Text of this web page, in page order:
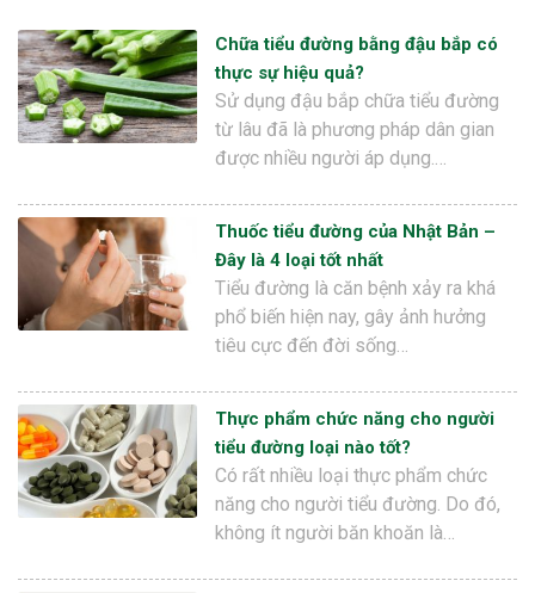
Chữa tiểu đường bằng đậu bắp có
thực sự hiệu quả?
Sử dụng đậu bắp chữa tiểu đường
từ lâu đã là phương pháp dân gian
được nhiều người áp dụng.…
Thuốc tiểu đường của Nhật Bản –
Đây là 4 loại tốt nhất
Tiểu đường là căn bệnh xảy ra khá
phổ biến hiện nay, gây ảnh hưởng
tiêu cực đến đời sống…
Thực phẩm chức năng cho người
tiểu đường loại nào tốt?
Có rất nhiều loại thực phẩm chức
năng cho người tiểu đường. Do đó,
không ít người băn khoăn là…